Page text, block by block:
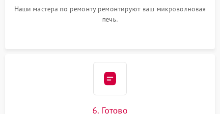
Наши мастера по ремонту ремонтируют ваш микроволновая
печь.
6. Готово